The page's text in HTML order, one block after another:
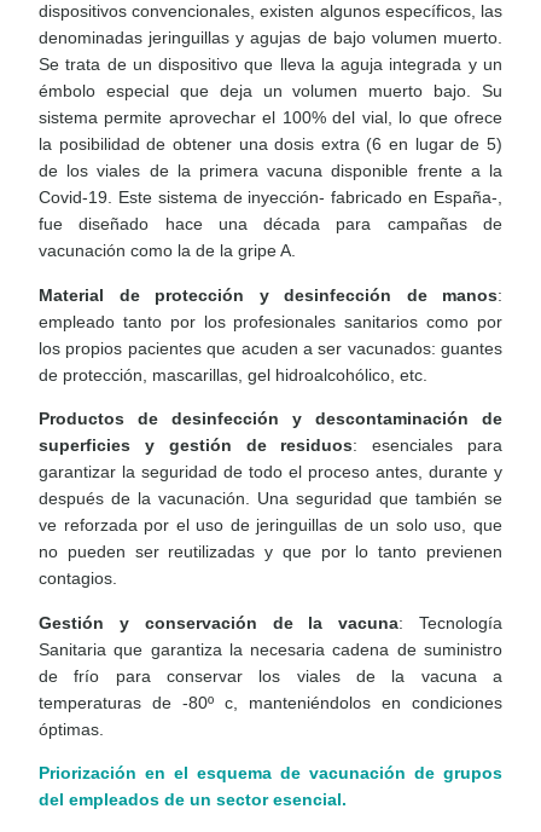
dispositivos convencionales, existen algunos específicos, las
denominadas jeringuillas y agujas de bajo volumen muerto.
Se trata de un dispositivo que lleva la aguja integrada y un
émbolo especial que deja un volumen muerto bajo. Su
sistema permite aprovechar el 100% del vial, lo que ofrece
la posibilidad de obtener una dosis extra (6 en lugar de 5)
de los viales de la primera vacuna disponible frente a la
Covid-19. Este sistema de inyección- fabricado en España-,
fue diseñado hace una década para campañas de
vacunación como la de la gripe A.
Material de protección y desinfección de manos:
empleado tanto por los profesionales sanitarios como por
los propios pacientes que acuden a ser vacunados: guantes
de protección, mascarillas, gel hidroalcohólico, etc.
Productos de desinfección y descontaminación de
superficies y gestión de residuos: esenciales para
garantizar la seguridad de todo el proceso antes, durante y
después de la vacunación. Una seguridad que también se
ve reforzada por el uso de jeringuillas de un solo uso, que
no pueden ser reutilizadas y que por lo tanto previenen
contagios.
Gestión y conservación de la vacuna: Tecnología
Sanitaria que garantiza la necesaria cadena de suministro
de frío para conservar los viales de la vacuna a
temperaturas de -80º c, manteniéndolos en condiciones
óptimas.
Priorización en el esquema de vacunación de grupos
del empleados de un sector esencial.